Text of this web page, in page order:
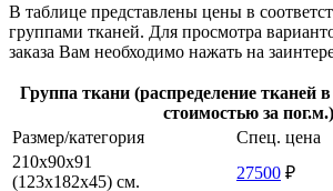
В таблице представлены цены в
группами тканей. Для просмотра
заказа Вам необходимо нажать на
Группа ткани (распределение тканей
стоимостью за пог.м.)
Размер/категория
Спец. цена
210х90х91
(123х182х45) см.
27500 ₽